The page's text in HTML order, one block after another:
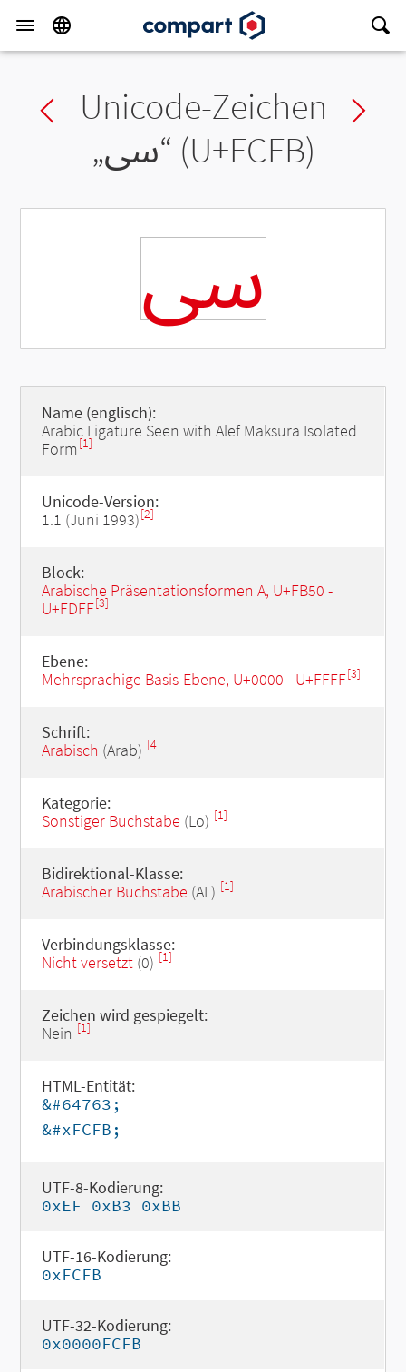
Previous char
Unicode-Zeichen
„ﳻ“ (U+FCFB)
ﳻ
Name (englisch):
Arabic Ligature Seen with Alef Maksura Isolated
Form [1]
Unicode-Version:
1.1 (Juni 1993)[2]
Block:
Arabische Präsentationsformen A, U+FB50 -
U+FDFF[3]
Ebene:
Mehrsprachige Basis-Ebene, U+0000 - U+FFFF[3]
Schrift:
Arabisch (Arab) [4]
Kategorie:
Sonstiger Buchstabe (Lo) [1]
Bidirektional-Klasse:
Arabischer Buchstabe (AL) [1]
Verbindungsklasse:
Nicht versetzt(0) [1]
Zeichen wird gespiegelt:
Nein [1]
HTML-Entität:
&#64763;
&#xFCFB;
UTF-8-Kodierung:
0xEF 0xB3 0xBB
UTF-16-Kodierung:
0xFCFB
UTF-32-Kodierung:
0x0000FCFB